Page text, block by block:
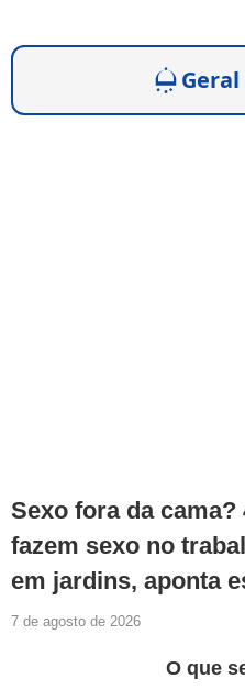
Sexo fora da cama?
fazem sexo no
em jardins, aponta
7 de agosto de 2026
O que